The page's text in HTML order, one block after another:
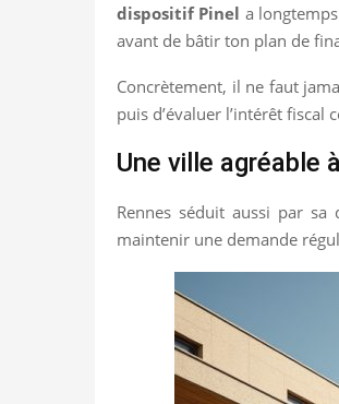
dispositif Pinel a
avant de bâtir ton plan de
Concrètement, il ne faut
puis d’évaluer l’intérêt
Une ville agréable
Rennes séduit aussi par
maintenir une demande